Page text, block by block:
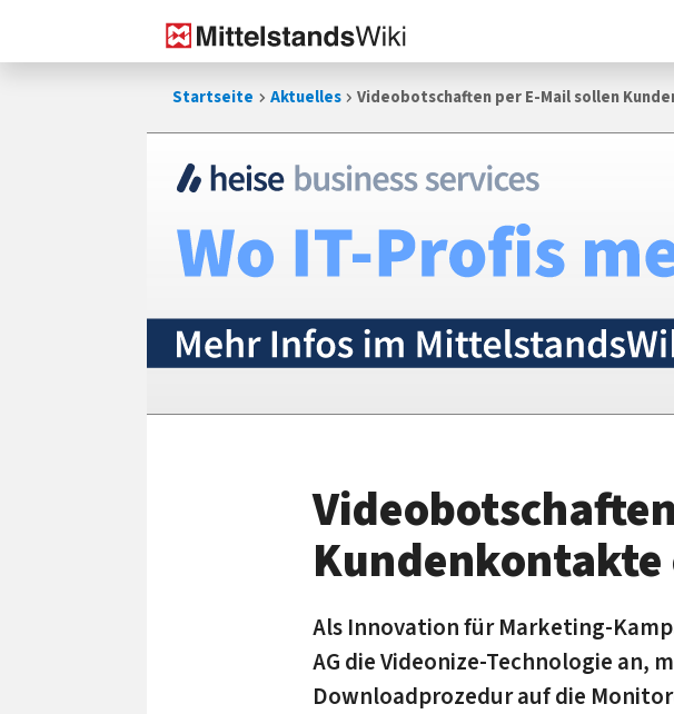
Startseite Aktuelles Videobotschaften per E-Mail sollen
Als Innovation für Marketing-
AG die Videonize-Technologie an,
Downloadprozedur auf die